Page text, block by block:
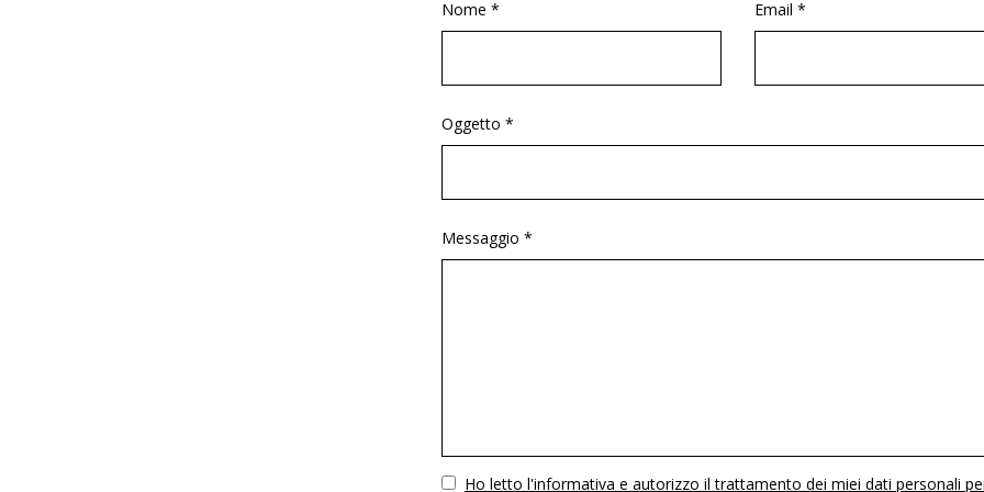
Nome * Email *
Oggetto *
Messaggio *
VuotoHo letto l'informativa e autorizzo il trattamento dei miei dati personali